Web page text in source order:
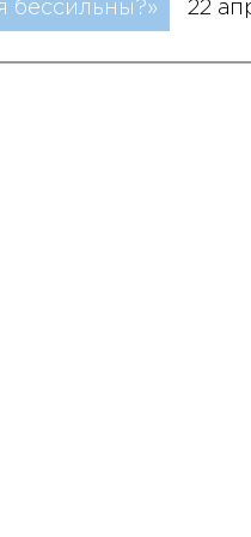
бессильны?» 22